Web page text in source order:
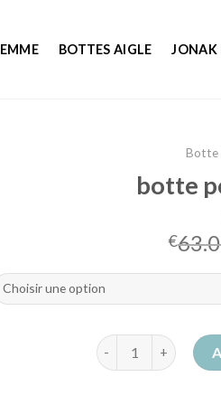
BOTTES AIGLE JONAK
Botte
botte
€
quantité de botte